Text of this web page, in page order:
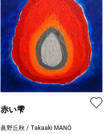
赤い雫
眞野丘秋 / Takaaki MANO